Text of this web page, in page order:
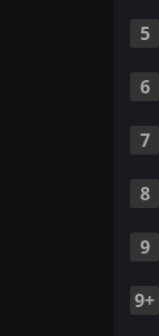
5
6
7
8
9
9+